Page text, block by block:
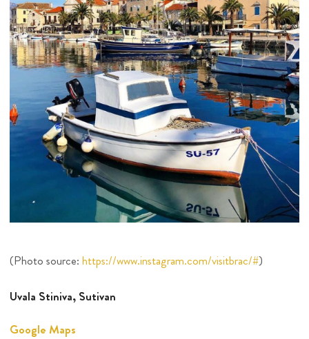
(Photo source:https://www.instagram.com/visitbrac/#)
Uvala Stiniva, Sutivan
Google Maps